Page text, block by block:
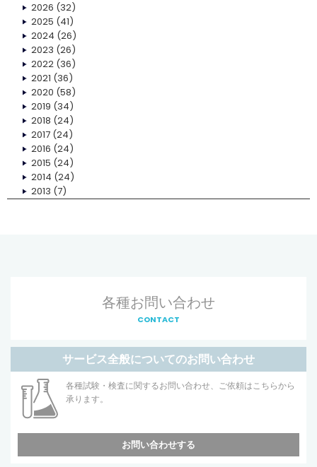
2026 (32)
2025 (41)
2024 (26)
2023 (26)
2022(36)
2021 (36)
2020 (58)
2019 (34)
2018 (24)
2017(24)
2016 (24)
2015 (24)
2014 (24)
2013 (7)
各種お問い合わせ
CONTACT
サービス全般についてのお問い合わせ
各種試験・検査に関するお問い合わせ、ご依頼はこちらから
承ります。
お問い合わせする